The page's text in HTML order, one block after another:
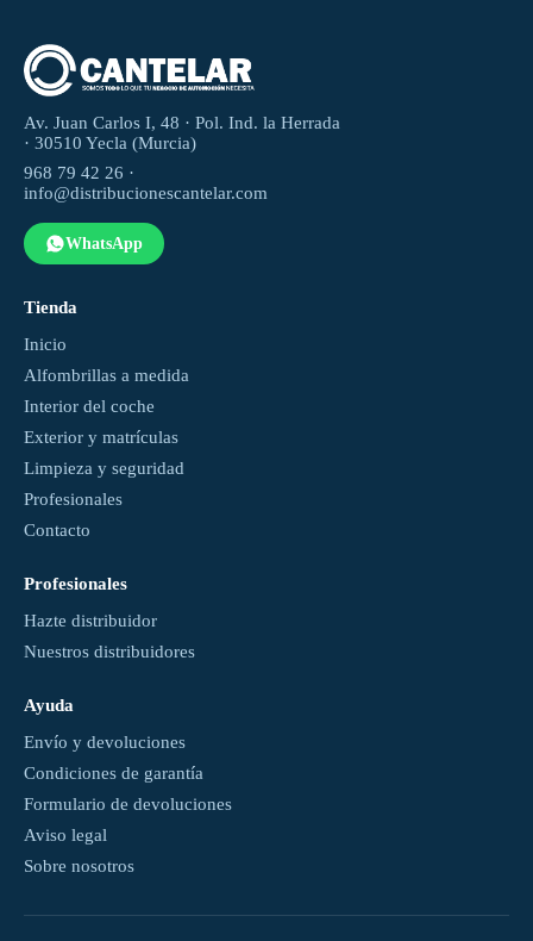
Av. Juan Carlos I, 48 · Pol. Ind. la Herrada
· 30510 Yecla (Murcia)
968 79 42 26 ·
info@distribucionescantelar.com
WhatsApp
Tienda
Inicio
Alfombrillas a medida
Interior del coche
Exterior y matrículas
Limpieza y seguridad
Profesionales
Contacto
Profesionales
Hazte distribuidor
Nuestros distribuidores
Ayuda
Envío y devoluciones
Condiciones de garantía
Formulario de devoluciones
Aviso legal
Sobre nosotros